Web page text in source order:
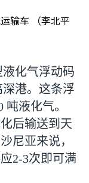
输车 （李北平
化气浮动码
港。这条浮
吨液化气。
后输送到天
尼亚来说，
2-3次即可满